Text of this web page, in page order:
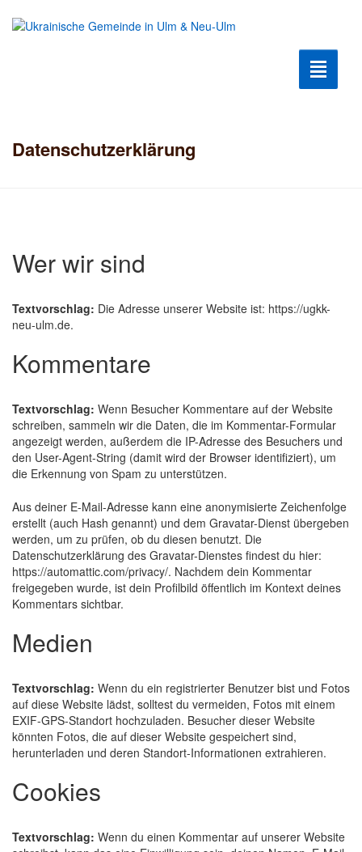
Toggle
Humanitäre Hilfe
Kultur Club
Geschichte der Gemeinde
Berühmte Ukrainer
Kirche
Ukrainische griechisch-katholische Kirche in Neu-Ulm
Gottesdienste
Gallerie
Kontakt
Impressum
Datenschutzerklärung
Wer wir sind
Textvorschlag: Die Adresse unserer Website ist: https://ugkk-
neu-ulm.de.
Kommentare
Textvorschlag: Wenn Besucher Kommentare auf der Website
schreiben, sammeln wir die Daten, die im Kommentar-Formular
angezeigt werden, außerdem die IP-Adresse des Besuchers und
den User-Agent-String (damit wird der Browser identifiziert), um
die Erkennung von Spam zu unterstützen.
Aus deiner E-Mail-Adresse kann eine anonymisierte Zeichenfolge
erstellt (auch Hash genannt) und dem Gravatar-Dienst übergeben
werden, um zu prüfen, ob du diesen benutzt. Die
Datenschutzerklärung des Gravatar-Dienstes findest du hier:
https://automattic.com/privacy/. Nachdem dein Kommentar
freigegeben wurde, ist dein Profilbild öffentlich im Kontext deines
Kommentars sichtbar.
Medien
Textvorschlag: Wenn du ein registrierter Benutzer bist und Fotos
auf diese Website lädst, solltest du vermeiden, Fotos mit einem
EXIF-GPS-Standort hochzuladen. Besucher dieser Website
könnten Fotos, die auf dieser Website gespeichert sind,
herunterladen und deren Standort-Informationen extrahieren.
Cookies
Textvorschlag: Wenn du einen Kommentar auf unserer Website